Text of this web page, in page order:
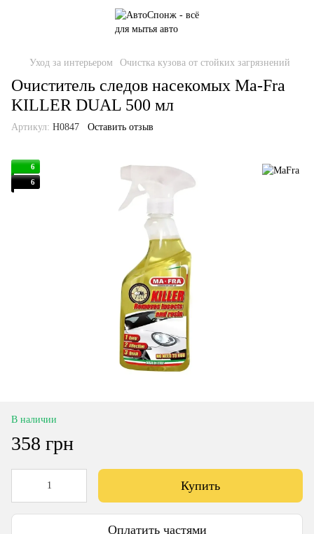
Уход за интерьером Очистка кузова от стойких загрязнений
Очиститель следов насекомых Ma-Fra
KILLER DUAL 500 мл
Артикул: H0847 Оставить отзыв
6
6
В наличии
358 грн
Купить
Оплатить частями